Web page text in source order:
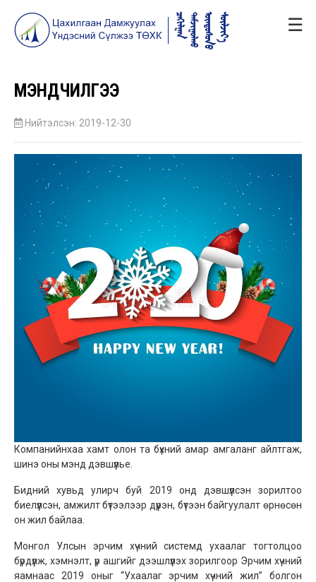
☰
МЭНДЧИЛГЭЭ
Нийтэлсэн: 2019-12-30
Компанийнхаа хамт олон та бүхний амар амгаланг айлтгаж,
шинэ оны мэнд дэвшүүлье.
Бидний хувьд улирч буй 2019 онд дэвшүүлсэн зорилтоо
биелүүлсэн, амжилт бүтээлээр дүүрэн, бүтээн байгуулалт өрнөсөн
он жил байлаа.
Монгол Улсын эрчим хүчний системд ухаалаг тогтолцоо
бүрдүүлж, хэмнэлт, үр ашгийг дээшлүүлэх зорилгоор Эрчим хүчний
яамнаас 2019 оныг “Ухаалаг эрчим хүчний жил” болгон